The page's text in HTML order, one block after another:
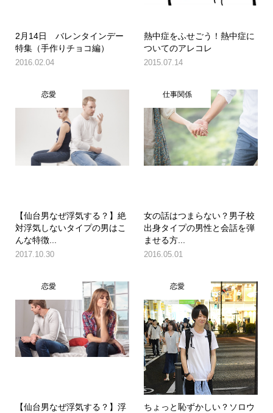
2月14日 バレンタインデー
特集（手作りチョコ編）
2016.02.04
熱中症をふせごう！熱中症に
ついてのアレコレ
2015.07.14
恋愛
【仙台男なぜ浮気する？】絶
対浮気しないタイプの男はこ
んな特徴...
2017.10.30
仕事関係
女の話はつまらない？男子校
出身タイプの男性と会話を弾
ませる方...
2016.05.01
恋愛
【仙台男なぜ浮気する？】浮
恋愛
ちょっと恥ずかしい？ソロウ